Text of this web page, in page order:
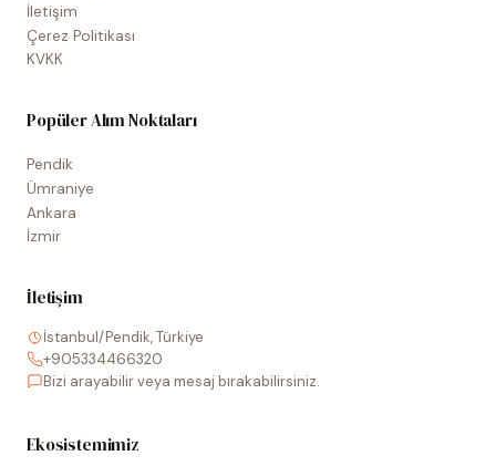
İletişim
Çerez Politikası
KVKK
Popüler Alım Noktaları
Pendik
Ümraniye
Ankara
İzmir
İletişim
İstanbul/Pendik, Türkiye
+905334466320
Bizi arayabilir veya mesaj bırakabilirsiniz.
Ekosistemimiz